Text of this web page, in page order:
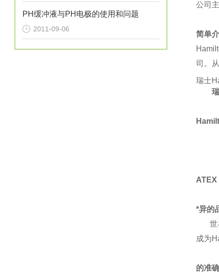
PH缓冲液与PH电极的使用和问题
2011-09-06
公司
简单
司。
瑞士
ATEX
*异的
世
成为
的准